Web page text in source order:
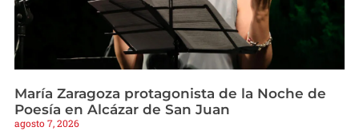
María Zaragoza protagonista de la Noche de
Poesía en Alcázar de San Juan
agosto 7, 2026